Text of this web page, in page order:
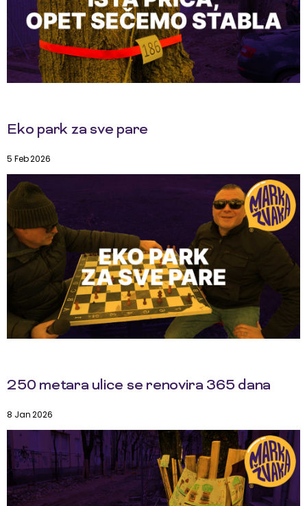
Eko park za sve pare
5 Feb 2026
250 metara ulice se renovira 365 dana
8 Jan 2026